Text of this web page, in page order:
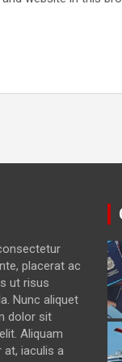
placerat ac
ut risus
Nunc aliquet
dolor sit
Aliquam
at, iaculis a